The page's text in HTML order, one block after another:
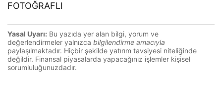
FOTOĞRAFLI
Yasal Uyarı: Bu yazıda yer alan bilgi, yorum ve
değerlendirmeler yalnızca bilgilendirme amacıyla
paylaşılmaktadır. Hiçbir şekilde yatırım tavsiyesi niteliğinde
değildir. Finansal piyasalarda yapacağınız işlemler kişisel
sorumluluğunuzdadır.